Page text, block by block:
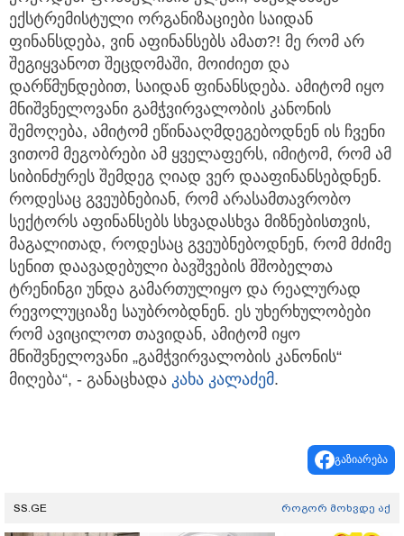
ექსტრემისტული ორგანიზაციები საიდან
ფინანსდება, ვინ აფინანსებს ამათ?! მე რომ არ
შეგიყვანოთ შეცდომაში, მოიძიეთ და
დარწმუნდებით, საიდან ფინანსდება. ამიტომ იყო
მნიშვნელოვანი გამჭვირვალობის კანონის
შემოღება, ამიტომ ეწინააღმდეგებოდნენ ის ჩვენი
ვითომ მეგობრები ამ ყველაფერს, იმიტომ, რომ ამ
სიბინძურეს შემდეგ ღიად ვერ დააფინანსებდნენ.
როდესაც გვეუბნებიან, რომ არასამთავრობო
სექტორს აფინანსებს სხვადასხვა მიზნებისთვის,
მაგალითად, როდესაც გვეუბნებოდნენ, რომ მძიმე
სენით დაავადებული ბავშვების მშობელთა
ტრენინგი უნდა გამართულიყო და რეალურად
რევოლუციაზე საუბრობდნენ. ეს უხერხულობები
რომ ავიცილოთ თავიდან, ამიტომ იყო
მნიშვნელოვანი „გამჭვირვალობის კანონის“
მიღება“, - განაცხადა კახა კალაძემ.
გაზიარება
SS.GE როგორ მოხვდე აქ